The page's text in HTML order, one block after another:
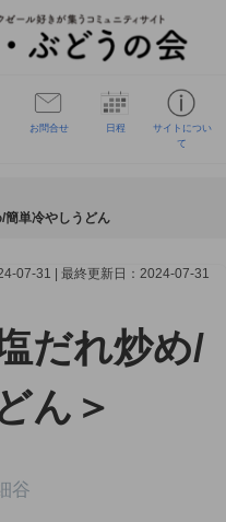
お問合せ 日程
サイトについ
て
簡単冷やしうどん
07-31 | 最終更新日：2024-07-31
だれ炒め/
ん＞
谷